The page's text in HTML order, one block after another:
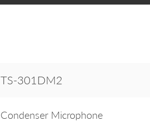
TS-301DM2
Condenser Microphone